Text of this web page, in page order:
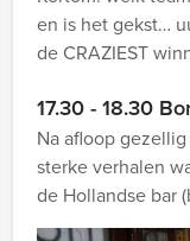
en is het gekst…
de CRAZIEST
17.30 - 18.30
Na afloop
sterke verhalen
de Hollandse bar